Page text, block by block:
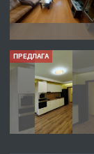
ПРЕДЛАГА